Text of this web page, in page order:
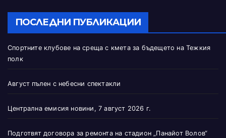
ПОСЛЕДНИ ПУБЛИКАЦИИ
Спортните клубове на среща с кмета за бъдещето на Тежкия
полк
Август пълен с небесни спектакли
Централна емисия новини, 7 август 2026 г.
Подготвят договора за ремонта на стадион „Панайот Волов“